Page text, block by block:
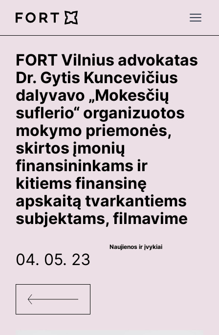
FortLegal
Open
FORT Vilnius advokatas
Dr. Gytis Kuncevičius
dalyvavo „Mokesčių
suflerio“ organizuotos
mokymo priemonės,
skirtos įmonių
finansininkams ir
kitiems finansinę
apskaitą tvarkantiems
subjektams, filmavime
Naujienos ir įvykiai
04. 05. 23